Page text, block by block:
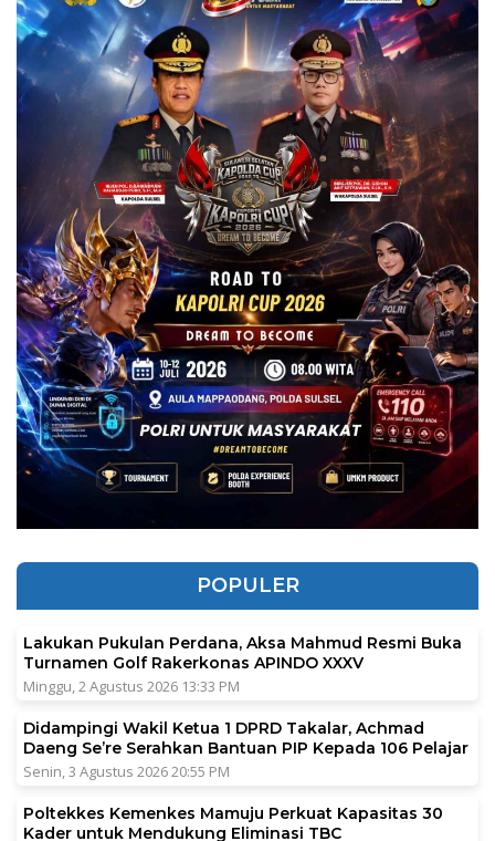
POPULER
Lakukan Pukulan Perdana, Aksa Mahmud Resmi Buka
Turnamen Golf Rakerkonas APINDO XXXV
Minggu, 2 Agustus 2026 13:33 PM
Didampingi Wakil Ketua 1 DPRD Takalar, Achmad
Daeng Se’re Serahkan Bantuan PIP Kepada 106 Pelajar
Senin, 3 Agustus 2026 20:55 PM
Poltekkes Kemenkes Mamuju Perkuat Kapasitas 30
Kader untuk Mendukung Eliminasi TBC